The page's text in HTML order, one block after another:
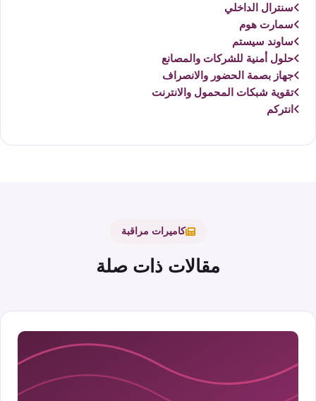
سنترال الداخلي
سمارت هوم
ساوند سيستم
حلول أمنية للشركات والمصانع
جهاز بصمة الحضور والانصراف
تقوية شبكات المحمول والانترنت
انتركم
كاميرات مراقبة
مقالات ذات صلة